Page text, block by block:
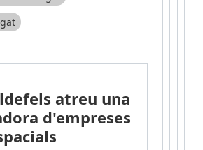
atreu una
d'empreses